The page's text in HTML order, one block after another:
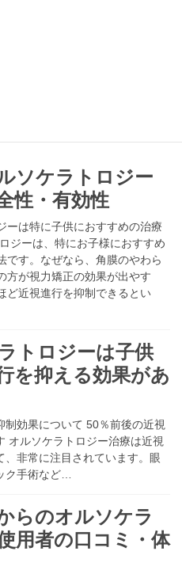
ソケラトロジー
性・有効性
ーは特に子供におすすめの治療
ジーは、特にお子様におすすめ
です。なぜなら、角膜のやわら
方が視力矯正の効果が出やす
ど近視進行を抑制できるとい
トロジーは子供
を抑える効果があ
効果について 50％前後の近視
オルソケラトロジー治療は近視
非常に注目されています。眼
ク手術など…
らのオルソケラ
用者の口コミ・体